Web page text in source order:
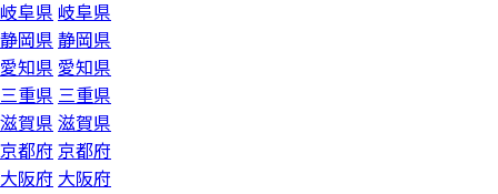
岐阜県 岐阜県
静岡県 静岡県
愛知県 愛知県
三重県 三重県
滋賀県 滋賀県
京都府 京都府
大阪府 大阪府